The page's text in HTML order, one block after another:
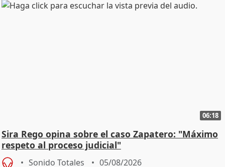
06:18
Sira Rego opina sobre el caso Zapatero: "Máximo
respeto al proceso judicial"
Sonido Totales 05/08/2026